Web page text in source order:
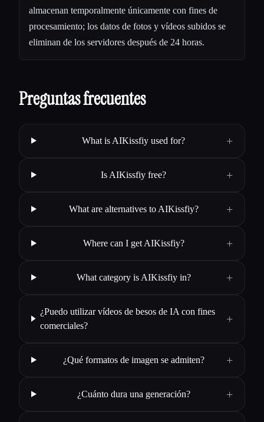
almacenan temporalmente únicamente con fines de
procesamiento; los datos de fotos y vídeos subidos se
eliminan de los servidores después de 24 horas.
Preguntas frecuentes
What is AIKissfiy used for? +
Is AIKissfiy free? +
What are alternatives to AIKissfiy? +
Where can I get AIKissfiy? +
What category is AIKissfiy in? +
¿Puedo utilizar vídeos de besos de IA con fines
comerciales?
+
¿Qué formatos de imagen se admiten? +
¿Cuánto dura una generación? +